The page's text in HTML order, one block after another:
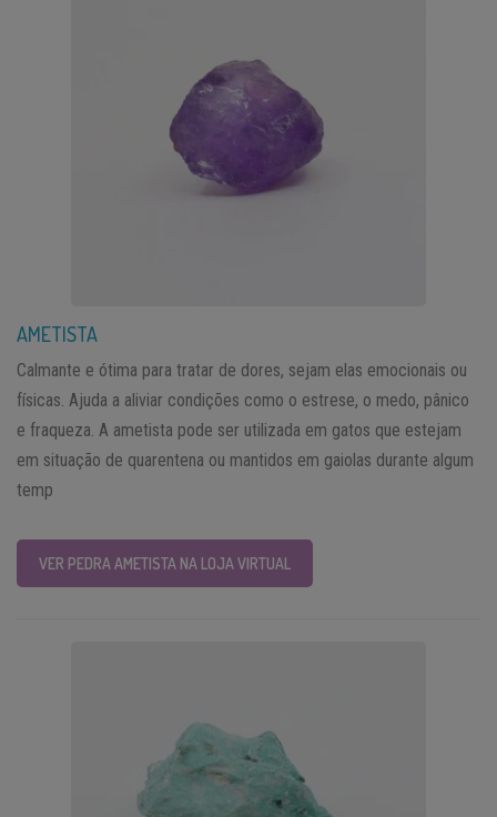
AMETISTA
Calmante e ótima para tratar de dores, sejam elas emocionais ou
físicas. Ajuda a aliviar condições como o estrese, o medo, pânico
e fraqueza. A ametista pode ser utilizada em gatos que estejam
em situação de quarentena ou mantidos em gaiolas durante algum
temp
VER PEDRA AMETISTA NA LOJA VIRTUAL